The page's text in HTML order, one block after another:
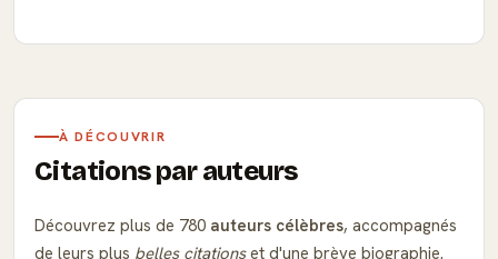
À DÉCOUVRIR
Citations par auteurs
Découvrez plus de 780 auteurs célèbres, accompagnés
de leurs plus belles citationset d'une brève biographie.